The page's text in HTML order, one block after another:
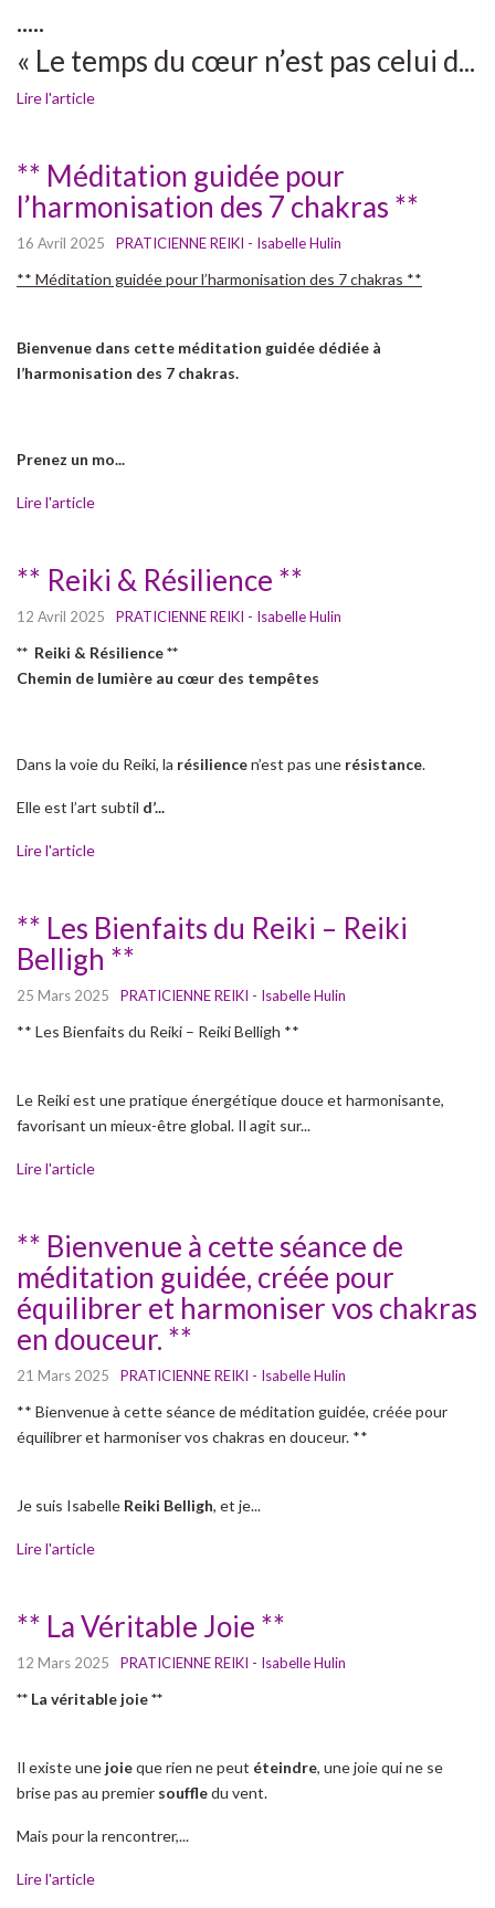
.....
« Le temps du cœur n’est pas celui d...
Lire l'article
** Méditation guidée pour
l’harmonisation des 7 chakras **
16 Avril 2025 PRATICIENNE REIKI - Isabelle Hulin
** Méditation guidée pour l’harmonisation des 7 chakras **
Bienvenue dans cette méditation guidée dédiée à
l’harmonisation des 7 chakras.
Prenez un mo...
Lire l'article
** Reiki & Résilience **
12 Avril 2025 PRATICIENNE REIKI - Isabelle Hulin
** Reiki & Résilience **
Chemin de lumière au cœur des tempêtes
Dans la voie du Reiki, la résiliencen’est pas une résistance.
Elle est l’art subtil d’...
Lire l'article
** Les Bienfaits du Reiki – Reiki
Belligh **
25 Mars 2025 PRATICIENNE REIKI - Isabelle Hulin
** Les Bienfaits du Reiki – Reiki Belligh **
Le Reiki est une pratique énergétique douce et harmonisante,
favorisant un mieux-être global. Il agit sur...
Lire l'article
** Bienvenue à cette séance de
méditation guidée, créée pour
équilibrer et harmoniser vos chakras
en douceur. **
21 Mars 2025 PRATICIENNE REIKI - Isabelle Hulin
** Bienvenue à cette séance de méditation guidée, créée pour
équilibrer et harmoniser vos chakras en douceur. **
Je suis Isabelle Reiki Belligh, et je...
Lire l'article
** La Véritable Joie **
12 Mars 2025 PRATICIENNE REIKI - Isabelle Hulin
** La véritable joie **
Il existe une joieque rien ne peut éteindre, une joie qui ne se
brise pas au premier souffledu vent.
Mais pour la rencontrer,...
Lire l'article